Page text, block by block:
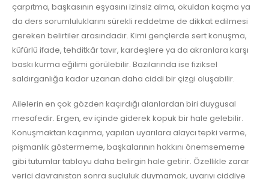
çarpıtma, başkasının eşyasını izinsiz alma, okuldan kaçma ya
da ders sorumluluklarını sürekli reddetme de dikkat edilmesi
gereken belirtiler arasındadır. Kimi gençlerde sert konuşma,
küfürlü ifade, tehditkâr tavır, kardeşlere ya da akranlara karşı
baskı kurma eğilimi görülebilir. Bazılarında ise fiziksel
saldırganlığa kadar uzanan daha ciddi bir çizgi oluşabilir.
Ailelerin en çok gözden kaçırdığı alanlardan biri duygusal
mesafedir. Ergen, ev içinde giderek kopuk bir hale gelebilir.
Konuşmaktan kaçınma, yapılan uyarılara alaycı tepki verme,
pişmanlık göstermeme, başkalarının hakkını önemsememe
gibi tutumlar tabloyu daha belirgin hale getirir. Özellikle zarar
verici davranıştan sonra suçluluk duymamak, uyarıyı ciddiye